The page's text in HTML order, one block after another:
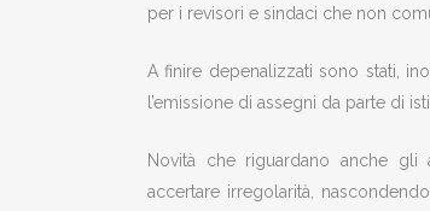
per i revisori e sindaci che non
A finire depenalizzati sono stati,
l’emissione di assegni da parte di
Novità che riguardano anche
accertare irregolarità,